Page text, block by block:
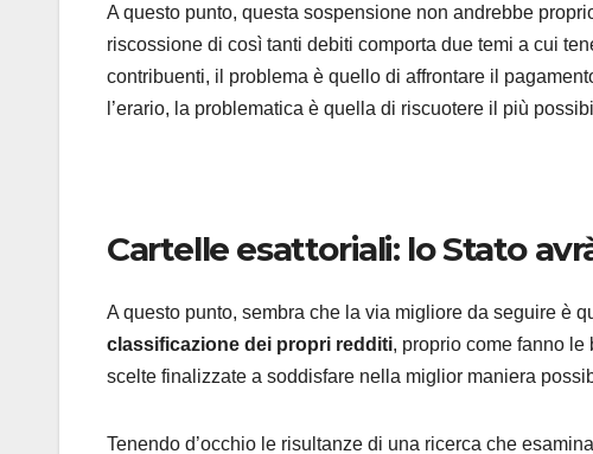
A questo punto, questa sospensione non andrebbe
riscossione di così tanti debiti comporta due temi a cui
contribuenti, il problema è quello di affrontare il
l’erario, la problematica è quella di riscuotere il più
Cartelle esattoriali: lo Stato
A questo punto, sembra che la via migliore da seguire è
classificazione dei propri redditi, proprio come fanno
scelte finalizzate a soddisfare nella miglior maniera
Tenendo d’occhio le risultanze di una ricerca che